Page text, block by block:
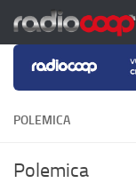
Salta al contenuto
POLEMICA
Polemica